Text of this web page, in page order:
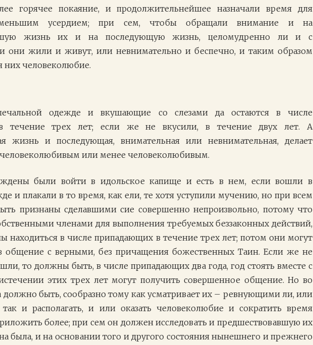
горячее покаяние, и продолжительнейшее назначали время для
усердием; при сем, чтобы обращали внимание и на
жизнь их и на последующую жизнь, целомудренно ли и с
они жили и живут, или невнимательно и беспечно, и таким образом
них человеколюбие.
одежде и вкушающие со слезами да остаются в числе
течение трех лет; если же не вкусили, в течение двух лет. А
жизнь и последующая, внимательная или невнимательная, делает
человеколюбивым или менее человеколюбивым.
были войти в идольское капище и есть в нем, если вошли в
и плакали в то время, как ели, те хотя уступили мучению, но при всем
признаны сделавшими сие совершенно непроизвольно, потому что
членами для выполнения требуемых беззаконных действий,
находиться в числе припадающих в течение трех лет; потом они могут
общение с верными, без причащения божественных Таин. Если же не
то должны быть, в числе припадающих два года, год стоять вместе с
этих трех лет могут получить совершенное общение. Но во
должно быть, сообразно тому как усматривает их – ревнующими ли, или
и располагать, и или оказать человеколюбие и сократить время
более; при сем он должен исследовать и предшествовавшую их
была, и на основании того и другого состояния нынешнего и прежнего